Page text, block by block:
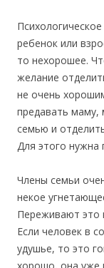
ребенок или
то нехорошее.
желание
не очень
предавать маму,
семью и
Для этого нужна
Члены семьи
некое
Переживают это
Если человек в
удушье, то это